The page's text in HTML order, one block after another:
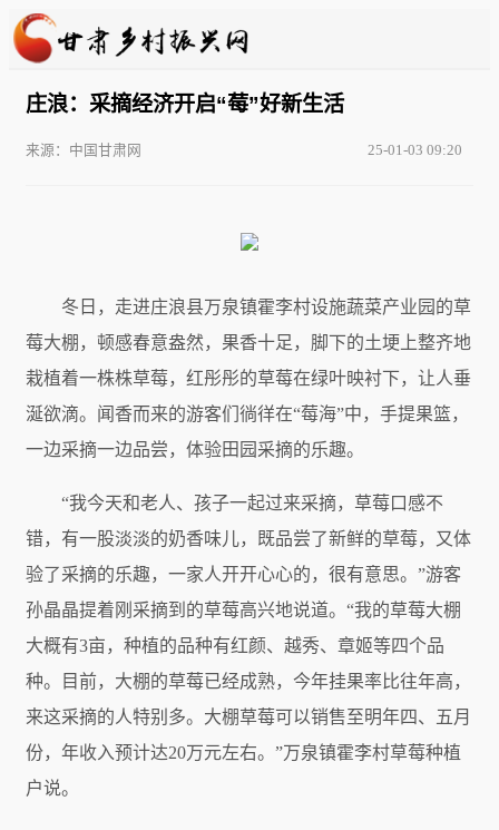
庄浪：采摘经济开启“莓”好新生活
25-01-03 09:20
来源：中国甘肃网
冬日，走进庄浪县万泉镇霍李村设施蔬菜产业园的草
莓大棚，顿感春意盎然，果香十足，脚下的土埂上整齐地
栽植着一株株草莓，红彤彤的草莓在绿叶映衬下，让人垂
涎欲滴。闻香而来的游客们徜徉在“莓海”中，手提果篮，
一边采摘一边品尝，体验田园采摘的乐趣。
“我今天和老人、孩子一起过来采摘，草莓口感不
错，有一股淡淡的奶香味儿，既品尝了新鲜的草莓，又体
验了采摘的乐趣，一家人开开心心的，很有意思。”游客
孙晶晶提着刚采摘到的草莓高兴地说道。“我的草莓大棚
大概有3亩，种植的品种有红颜、越秀、章姬等四个品
种。目前，大棚的草莓已经成熟，今年挂果率比往年高，
来这采摘的人特别多。大棚草莓可以销售至明年四、五月
份，年收入预计达20万元左右。”万泉镇霍李村草莓种植
户说。